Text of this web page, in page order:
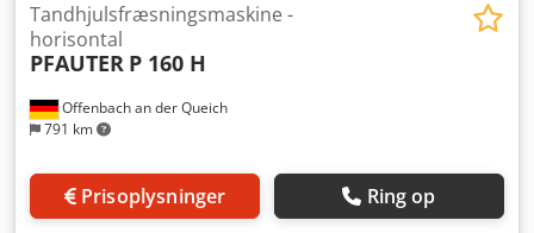
Offenbach an der Queich
791 km
Tandhjulsfræsningsmaskine -
horisontal
PFAUTER P 160 H
Prisoplysninger Ring op